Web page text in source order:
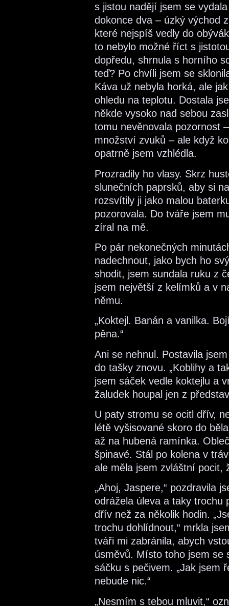
s jistou nadějí jsem se
dokonce dva – úzký východ
které nejspíš vedly do
to nebylo možné říct s
dopředu, shrnula s horního
teď? Po chvíli jsem se
Káva už nebyla horká, ale
ohledu na teplotu. Dostala
někde vysoko nad sebou
tomu nevěnovala pozornost
množství zvuků – ale když
opatrně jsem vzhlédla.
Prozradily ho vlasy. Skrz
slunečních paprsků, aby si
rozsvítily ji jako malou
pozorovala. Do tváře jsem
zíral na mě.
Po pár nekonečných
nadechnout, jako bych ho
shodit, jsem sundala ruku z
jsem největší z kelímků a v
němu.
„Koktejl. Banán a vanilka.
pěna.“
Ani se nehnul. Postavila
do tašky znovu. „Koblihy a
jsem sáček vedle koktejlu a
žaludek houpal jen z
U paty stromu se ocitl dřív,
létě vyšisované skoro do
až na hubená ramínka.
špinavé. Stál po kolena v
ale měla jsem zvláštní pocit,
„Ahoj, Jaspere,“ pozdravila
odrážela úleva a taky trochu
dřív než za několik hodin.
trochu dohlídnout,“ mrkla
tváři mi zabránila, abych
úsměvů. Místo toho jsem se
sáčku s pečivem. „Jak jsem
nebude nic.“
„Nesmím s tebou mluvit,“